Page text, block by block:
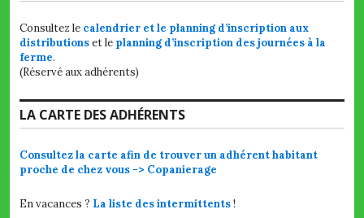
Consultez le calendrier et le planning d’inscription aux
distributionset le planning d’inscription des journées à la
ferme.
(Réservé aux adhérents)
LA CARTE DES ADHÉRENTS
Consultez la carte afin de trouver un adhérent habitant
proche de chez vous -> Copanierage
En vacances ? La liste des intermittents!